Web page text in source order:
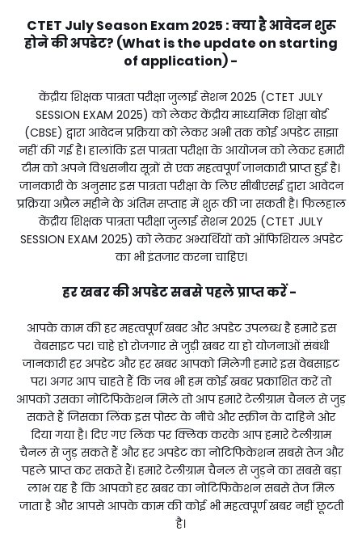
CTET July Season Exam 2025 : क्या है आवेदन शुरू
होने की अपडेट? (What is the update on starting
of application) -
केंद्रीय शिक्षक पात्रता परीक्षा जुलाई सेशन 2025 (CTET JULY
SESSION EXAM 2025) को लेकर केंद्रीय माध्यमिक शिक्षा बोर्ड
(CBSE) द्वारा आवेदन प्रक्रिया को लेकर अभी तक कोई अपडेट साझा
नहीं की गई है। हालांकि इस पात्रता परीक्षा के आयोजन को लेकर हमारी
टीम को अपने विश्वसनीय सूत्रों से एक महत्वपूर्ण जानकारी प्राप्त हुई है।
जानकारी के अनुसार इस पात्रता परीक्षा के लिए सीबीएसई द्वारा आवेदन
प्रक्रिया अप्रैल महीने के अंतिम सप्ताह में शुरू की जा सकती है। फिलहाल
केंद्रीय शिक्षक पात्रता परीक्षा जुलाई सेशन 2025 (CTET JULY
SESSION EXAM 2025) को लेकर अभ्यर्थियों को ऑफिशियल अपडेट
का भी इंतजार करना चाहिए।
हर खबर की अपडेट सबसे पहले प्राप्त करें -
आपके काम की हर महत्वपूर्ण खबर और अपडेट उपलब्ध है हमारे इस
वेबसाइट पर। चाहे हो रोजगार से जुड़ी खबर या हो योजनाओं संबंधी
जानकारी हर अपडेट और हर खबर आपको मिलेगी हमारे इस वेबसाइट
पर। अगर आप चाहते हैं कि जब भी हम कोई खबर प्रकाशित करें तो
आपको उसका नोटिफिकेशन मिले तो आप हमारे टेलीग्राम चैनल से जुड़
सकते हैं जिसका लिंक इस पोस्ट के नीचे और स्क्रीन के दाहिने ओर
दिया गया है। दिए गए लिंक पर क्लिक करके आप हमारे टेलीग्राम
चैनल से जुड़ सकते हैं और हर अपडेट का नोटिफिकेशन सबसे तेज और
पहले प्राप्त कर सकते हैं। हमारे टेलीग्राम चैनल से जुड़ने का सबसे बड़ा
लाभ यह है कि आपको हर खबर का नोटिफिकेशन सबसे तेज मिल
जाता है और आपसे आपके काम की कोई भी महत्वपूर्ण खबर नहीं छूटती
है।